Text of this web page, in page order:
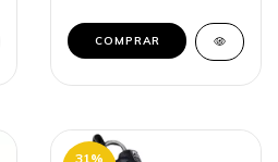
COMPRAR
31%